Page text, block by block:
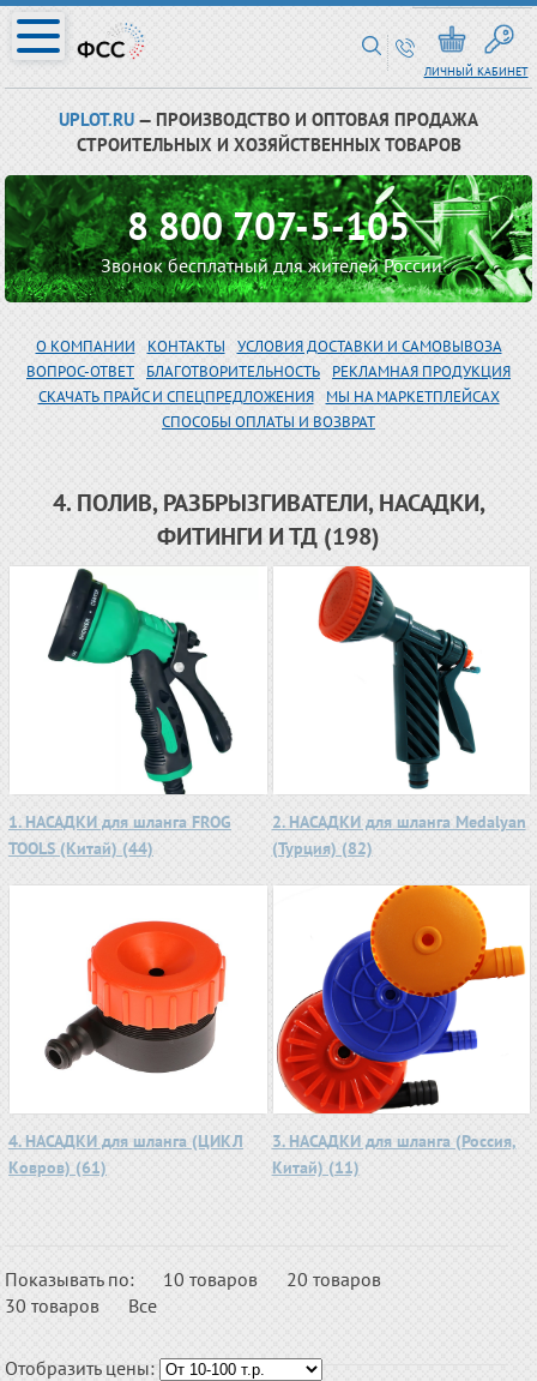
ЛИЧНЫЙ КАБИНЕТ
UPLOT.RU — ПРОИЗВОДСТВО И ОПТОВАЯ ПРОДАЖА
СТРОИТЕЛЬНЫХ И ХОЗЯЙСТВЕННЫХ ТОВАРОВ
8 800 707-5-105
Звонок бесплатный для жителей России
О КОМПАНИИ КОНТАКТЫ
УСЛОВИЯ ДОСТАВКИ И САМОВЫВОЗА
ВОПРОС-ОТВЕТ
БЛАГОТВОРИТЕЛЬНОСТЬ
РЕКЛАМНАЯ ПРОДУКЦИЯ
СКАЧАТЬ ПРАЙС И СПЕЦПРЕДЛОЖЕНИЯ
МЫ НА МАРКЕТПЛЕЙСАХ
СПОСОБЫ ОПЛАТЫ И ВОЗВРАТ
4. ПОЛИВ, РАЗБРЫЗГИВАТЕЛИ, НАСАДКИ,
ФИТИНГИ И ТД (198)
1. НАСАДКИ для шланга FROG
TOOLS (Китай) (44)
2. НАСАДКИ для шланга Medalyan
(Турция) (82)
4. НАСАДКИ для шланга (ЦИКЛ
Ковров) (61)
3. НАСАДКИ для шланга (Россия,
Китай) (11)
Показывать по: 10 товаров
20 товаров
30 товаров
Все
Отобразить цены: